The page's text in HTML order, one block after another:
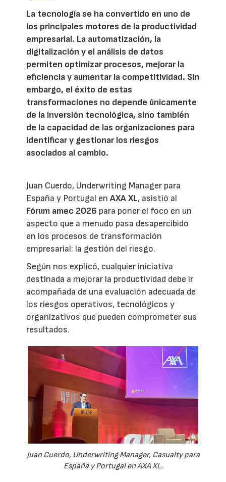
La tecnología se ha convertido en uno de
los principales motores de la productividad
empresarial. La automatización, la
digitalización y el análisis de datos
permiten optimizar procesos, mejorar la
eficiencia y aumentar la competitividad. Sin
embargo, el éxito de estas
transformaciones no depende únicamente
de la inversión tecnológica, sino también
de la capacidad de las organizaciones para
identificar y gestionar los riesgos
asociados al cambio.
Juan Cuerdo, Underwriting Manager para
España y Portugal enAXA XL, asistió al
Fórum amec 2026 para poner el foco en un
aspecto que a menudo pasa desapercibido
en los procesos de transformación
empresarial: la gestión del riesgo.
Según nos explicó, cualquier iniciativa
destinada a mejorar la productividad debe ir
acompañada de una evaluación adecuada de
los riesgos operativos, tecnológicos y
organizativos que pueden comprometer sus
resultados.
Juan Cuerdo, Underwriting Manager, Casualty para
España y Portugal en AXA XL.